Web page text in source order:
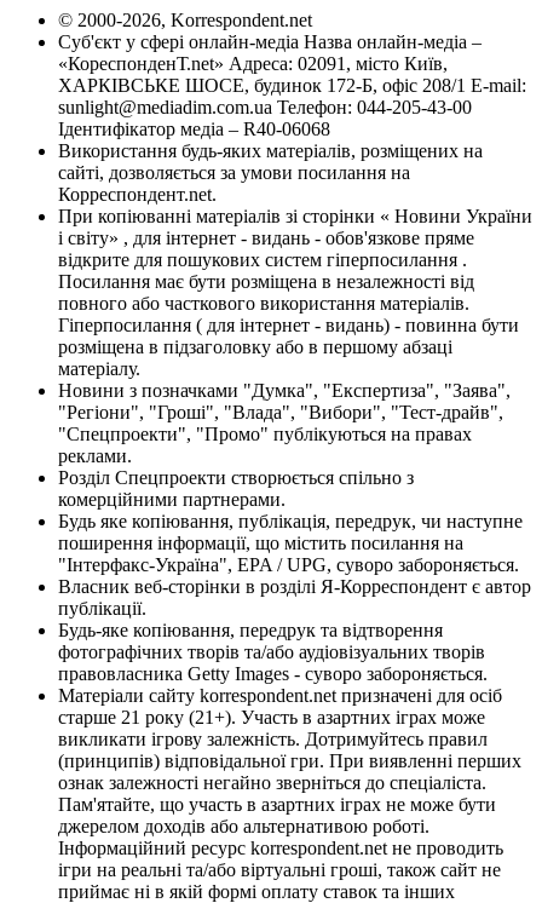
© 2000-2026, Korrespondent.net
Суб'єкт у сфері онлайн-медіа Назва онлайн-медіа –
«КореспонденТ.net» Адреса: 02091, місто Київ,
ХАРКІВСЬКЕ ШОСЕ, будинок 172-Б, офіс 208/1 E-mail:
sunlight@mediadim.com.ua Телефон: 044-205-43-00
Ідентифікатор медіа – R40-06068
Використання будь-яких матеріалів, розміщених на
сайті, дозволяється за умови посилання на
Корреспондент.net.
При копіюванні матеріалів зі сторінки « Новини України
і світу» , для інтернет - видань - обов'язкове пряме
відкрите для пошукових систем гіперпосилання .
Посилання має бути розміщена в незалежності від
повного або часткового використання матеріалів.
Гіперпосилання ( для інтернет - видань) - повинна бути
розміщена в підзаголовку або в першому абзаці
матеріалу.
Новини з позначками "Думка", "Експертиза", "Заява",
"Регіони", "Гроші", "Влада", "Вибори", "Тест-драйв",
"Спецпроекти", "Промо" публікуються на правах
реклами.
Розділ Спецпроекти створюється спільно з
комерційними партнерами.
Будь яке копіювання, публікація, передрук, чи наступне
поширення інформації, що містить посилання на
"Інтерфакс-Україна", EPA / UPG, суворо забороняється.
Власник веб-сторінки в розділі Я-Корреспондент є автор
публікації.
Будь-яке копіювання, передрук та відтворення
фотографічних творів та/або аудіовізуальних творів
правовласника Getty Images - суворо забороняється.
Матеріали сайту korrespondent.net призначені для осіб
старше 21 року (21+). Участь в азартних іграх може
викликати ігрову залежність. Дотримуйтесь правил
(принципів) відповідальної гри. При виявленні перших
ознак залежності негайно зверніться до спеціаліста.
Пам'ятайте, що участь в азартних іграх не може бути
джерелом доходів або альтернативою роботі.
Інформаційний ресурс korrespondent.net не проводить
ігри на реальні та/або віртуальні гроші, також сайт не
приймає ні в якій формі оплату ставок та інших